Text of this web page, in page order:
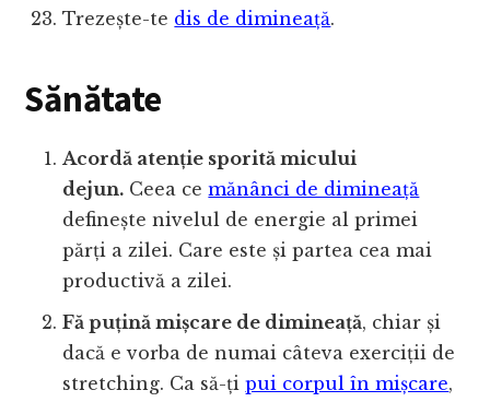
Trezește-te dis de dimineață.
Sănătate
Acordă atenție sporită micului
dejun. Ceea cemănânci de dimineață
definește nivelul de energie al primei
părți a zilei. Care este și partea cea mai
productivă a zilei.
Fă puțină mișcare de dimineață, chiar și
dacă e vorba de numai câteva exerciții de
stretching. Ca să-țipui corpul în mișcare,